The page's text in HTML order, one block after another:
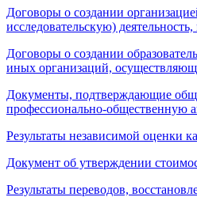
Договоры о создании
исследовательскую)
Договоры о создании
иных организаций,
Документы, подтверждающие
профессионально-общественную
Результаты независимой оценки
Документ об утверждении
Результаты переводов,